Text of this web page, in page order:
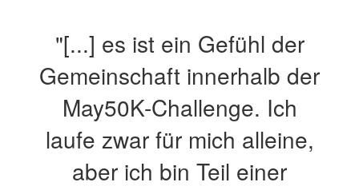
"[...] es ist ein Gefühl der
Gemeinschaft innerhalb der
May50K-Challenge. Ich
laufe zwar für mich alleine,
aber ich bin Teil einer